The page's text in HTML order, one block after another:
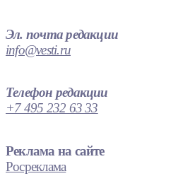
Эл. почта редакции
info@vesti.ru
Телефон редакции
+7 495 232 63 33
Реклама на сайте
Росреклама